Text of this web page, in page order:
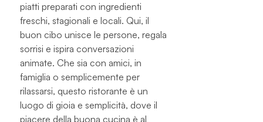
piatti preparati con ingredienti
freschi, stagionali e locali. Qui, il
buon cibo unisce le persone, regala
sorrisi e ispira conversazioni
animate. Che sia con amici, in
famiglia o semplicemente per
rilassarsi, questo ristorante è un
luogo di gioia e semplicità, dove il
piacere della buona cucina è al